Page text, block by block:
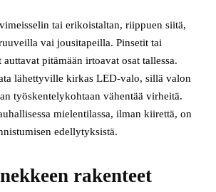
tai erikoistaltan, riippuen siitä,
vai jousitapeilla. Pinsetit tai
pitämään irtoavat osat tallessa.
lähettyville kirkas LED-valo, sillä valon
työskentelykohtaan vähentää virheitä.
mielentilassa, ilman kiirettä, on
edellytyksistä.
rakenteet